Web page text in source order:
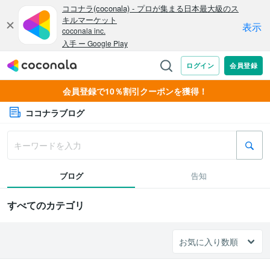
会員登録で10％割引クーポンを獲得！
ココナラブログ
ブログ 告知
すべてのカテゴリ